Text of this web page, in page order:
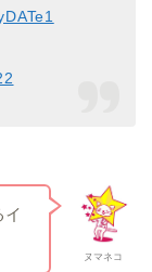
ヌマネコ